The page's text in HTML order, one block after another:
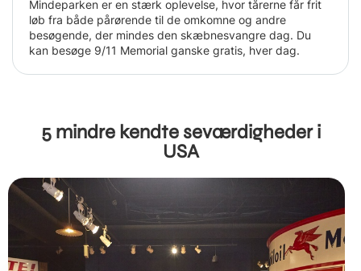
Mindeparken er en stærk oplevelse, hvor tårerne får frit
løb fra både pårørende til de omkomne og andre
besøgende, der mindes den skæbnesvangre dag. Du
kan besøge 9/11 Memorial ganske gratis, hver dag.
5 mindre kendte seværdigheder i
USA